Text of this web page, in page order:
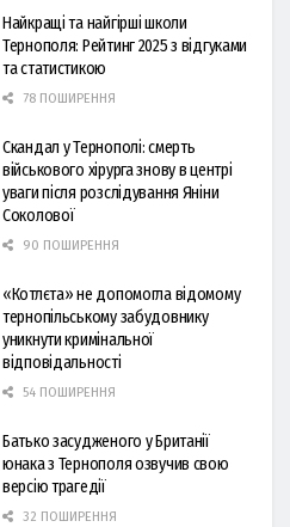
Найкращі та найгірші школи
Тернополя: Рейтинг 2025 з відгуками
та статистикою
78 ПОШИРЕННЯ
Скандал у Тернополі: смерть
військового хірурга знову в центрі
уваги після розслідування Яніни
Соколової
90 ПОШИРЕННЯ
«Котлєта» не допомогла відомому
тернопільському забудовнику
уникнути кримінальної
відповідальності
54 ПОШИРЕННЯ
Батько засудженого у Британії
юнака з Тернополя озвучив свою
версію трагедії
32 ПОШИРЕННЯ